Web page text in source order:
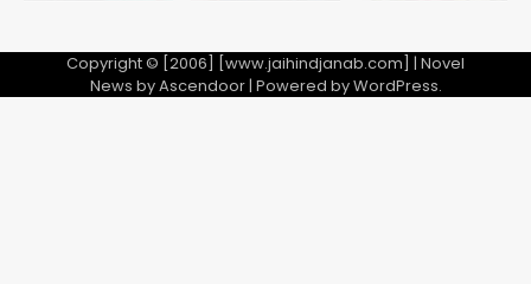
Copyright © [2006] [www.jaihindjanab.com] | Novel
News byAscendoor| Powered byWordPress.